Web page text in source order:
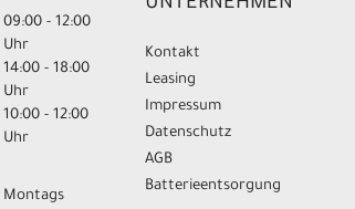
09:00 - 12:00
Uhr
14:00 - 18:00
Uhr
10:00 - 12:00
Uhr
Montags
UNTERNEHMEN
Kontakt
Leasing
Impressum
Datenschutz
AGB
Batterieentsorgung